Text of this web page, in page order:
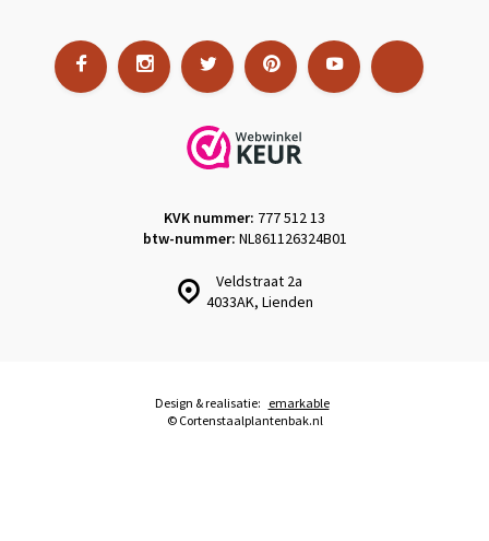
Veldstraat 2a
4033AK, Lienden
KVK nummer: 777 512 13
btw-nummer: NL861126324B01
© Cortenstaalplantenbak.nl
Design & realisatie: emarkable